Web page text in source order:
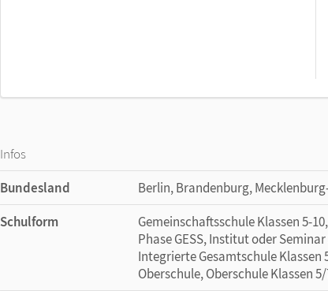
Infos
Bundesland
Berlin, Brandenburg,
Schulform
Gemeinschaftsschule Klassen 5-
Phase GESS, Institut oder
Integrierte Gesamtschule Klassen
Oberschule, Oberschule Klassen